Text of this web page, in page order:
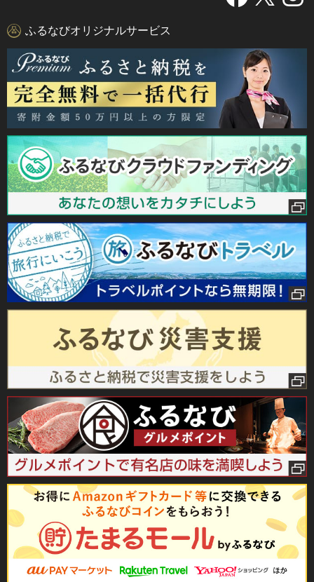
ふるなびオリジナルサービス